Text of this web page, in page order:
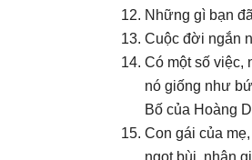
Những gì bạn
Cuộc đời ngắn
Có một số việc,
nó giống như
Bố của Hoàng
Con gái của
ngọt bùi, nhân